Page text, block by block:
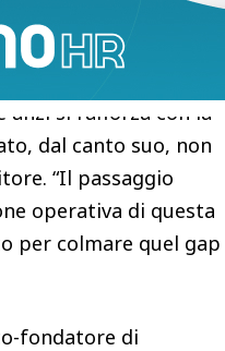
il modello cambia
rigidità dal 50%
L’interesse
anzi si rafforza con la
dal canto suo, non
“Il passaggio
operativa di questa
per colmare quel gap
fondatore di